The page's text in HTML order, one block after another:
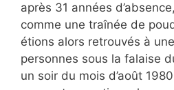
après 31 années
comme une traînée de
étions alors retrouvés à
personnes sous la falaise
un soir du mois d’août